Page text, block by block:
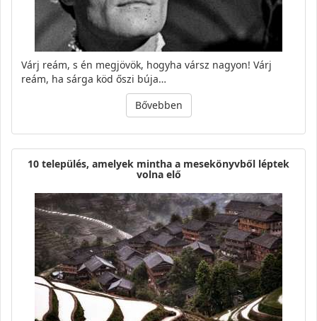
Várj reám, s én megjövök, hogyha vársz nagyon! Várj
reám, ha sárga köd őszi búja…
Bővebben
10 település, amelyek mintha a mesekönyvből léptek
volna elő